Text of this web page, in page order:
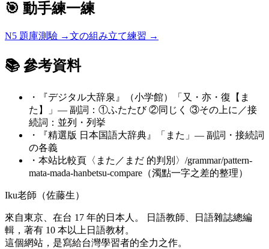
🎯 動手練一練
N5 題庫測驗 →文の組み立て練習 →
📚 參考資料
・
『デジタル大辞泉』（小学館）「又・亦・復【ま
た】」— 副詞：①ふたたび ②同じく ③その上に／接
続詞：並列・列挙
・
『精選版 日本国語大辞典』「また」— 副詞・接続詞
の各義
・ 本站比較頁〈また／まだ 的判別〉/grammar/pattern-
mata-mada-hanbetsu-compare（濁點一字之差的整理）
Iku老師（佐藤生）
來自東京、在台 17 年的日本人。 日語教師、日語雜誌總編
輯，著有 10 本以上日語教材。
這個網站，是寫給台灣學習者的全力之作。